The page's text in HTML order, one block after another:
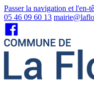
Passer la navigation et l'en-
05 46 09 60 13